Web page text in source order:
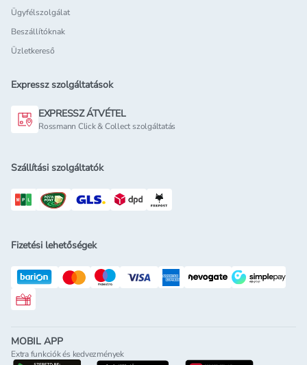
Ügyfélszolgálat
Beszállítóknak
Üzletkereső
Expressz szolgáltatások
EXPRESSZ ÁTVÉTEL
Rossmann Click & Collect szolgáltatás
Szállítási szolgáltatók
Fizetési lehetőségek
Rossmann ajándékkártya
MOBIL APP
Extra funkciók és kedvezmények